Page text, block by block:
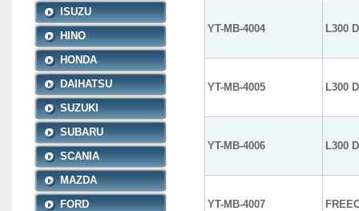
ISUZU
HINO
HONDA
DAIHATSU
SUZUKI
SUBARU
SCANIA
MAZDA
FORD
YT-MB-4004 L300
YT-MB-4005 L300
YT-MB-4006 L300
YT-MB-4007